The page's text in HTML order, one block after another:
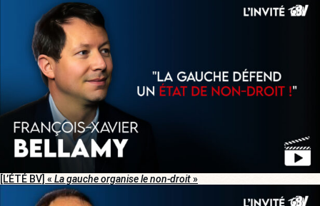
[L’ÉTÉ BV] « La gauche organise le non-droit»